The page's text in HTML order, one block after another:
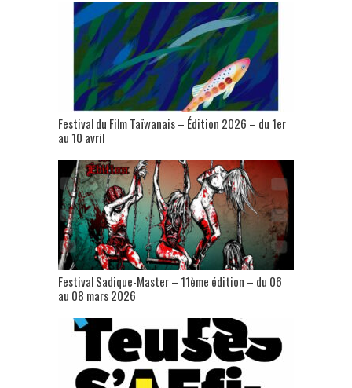
Festival du Film Taïwanais – Édition 2026 – du 1er
au 10 avril
Festival Sadique-Master – 11ème édition – du 06
au 08 mars 2026